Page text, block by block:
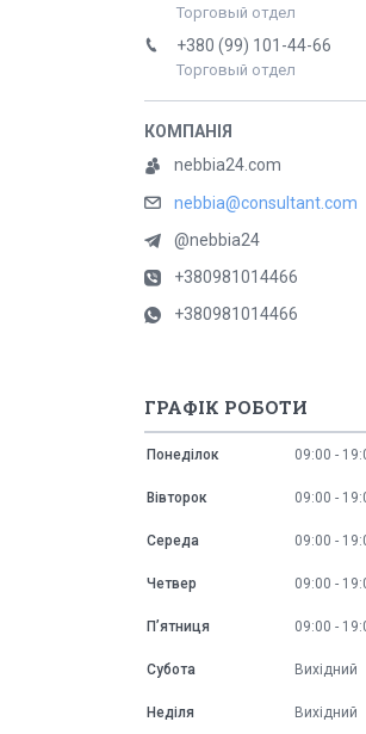
Торговый отдел
+380 (99) 101-44-66
Торговый отдел
nebbia24.com
nebbia@consultant.com
@nebbia24
+380981014466
+380981014466
ГРАФІК РОБОТИ
Понеділок 09:00
Вівторок 09:00
Середа 09:00
Четвер 09:00
Пʼятниця 09:00
Субота Вихідний
Неділя Вихідний